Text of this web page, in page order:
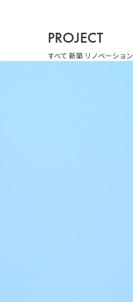
PROJECT
すべて 新築 リノベーション